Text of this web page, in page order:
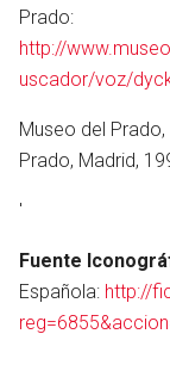
Prado:
http://
uscador/voz/
Museo del
Prado, Madrid,
'
Fuente
Española: http://